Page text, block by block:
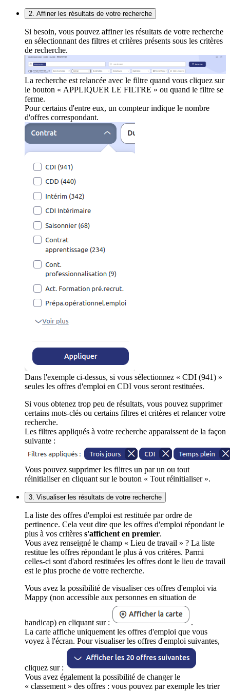
2. Affiner les résultats de votre recherche
Si besoin, vous pouvez affiner les résultats de votre recherche
en sélectionnant des filtres et critères présents sous les critères
de recherche.
La recherche est relancée avec le filtre quand vous cliquez sur
le bouton « APPLIQUER LE FILTRE » ou quand le filtre se
ferme.
Pour certains d'entre eux, un compteur indique le nombre
d'offres correspondant.
Dans l'exemple ci-dessus, si vous sélectionnez « CDI (941) »
seules les offres d'emploi en CDI vous seront restituées.
Si vous obtenez trop peu de résultats, vous pouvez supprimer
certains mots-clés ou certains filtres et critères et relancer votre
recherche.
Les filtres appliqués à votre recherche apparaissent de la façon
suivante :
Vous pouvez supprimer les filtres un par un ou tout
réinitialiser en cliquant sur le bouton « Tout réinitialiser ».
3. Visualiser les résultats de votre recherche
La liste des offres d'emploi est restituée par ordre de
pertinence. Cela veut dire que les offres d'emploi répondant le
plus à vos critères s'affichent en premier.
Vous avez renseigné le champ « Lieu de travail » ? La liste
restitue les offres répondant le plus à vos critères. Parmi
celles-ci sont d'abord restituées les offres dont le lieu de travail
est le plus proche de votre recherche.
Vous avez la possibilité de visualiser ces offres d'emploi via
Mappy (non accessible aux personnes en situation de
handicap) en cliquant sur :
.
La carte affiche uniquement les offres d'emploi que vous
voyez à l'écran. Pour visualiser les offres d'emploi suivantes,
cliquez sur :
Vous avez également la possibilité de changer le
« classement » des offres : vous pouvez par exemple les trier